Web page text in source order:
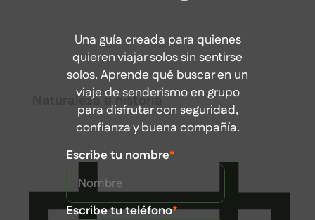
ILLA DE CORTEGADA
Naturaleza e historia
Una guía creada para quienes
quieren viajar solos sin sentirse
solos. Aprende qué buscar en un
viaje de senderismo en grupo
para disfrutar con seguridad,
confianza y buena compañía.
Escribe tu nombre*
Escribe tu teléfono*